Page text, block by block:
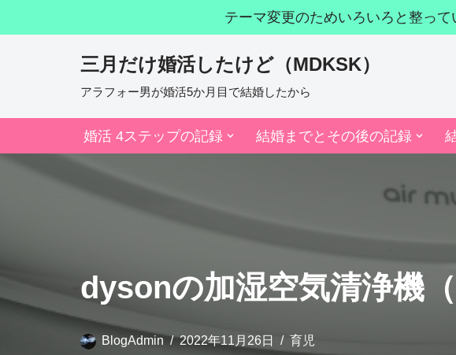
ン
テーマ変更のためいろいろと整っ
三月だけ婚活したけど（MDKSK）
アラフォー男が婚活5か月目で結婚したから
婚活 4ステップの記録 結婚までとその後の記録
dysonの加湿空気清浄機
BlogAdmin 2022年11月26日 育児